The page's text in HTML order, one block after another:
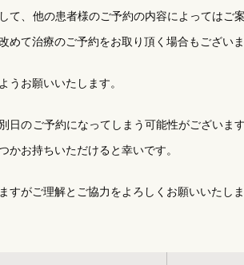
て、他の患者様のご予約の内容によってはご
めて治療のご予約をお取り頂く場合もございま
うお願いいたします。
日のご予約になってしまう可能性がございま
かお持ちいただけると幸いです。
すがご理解とご協力をよろしくお願いいたしま